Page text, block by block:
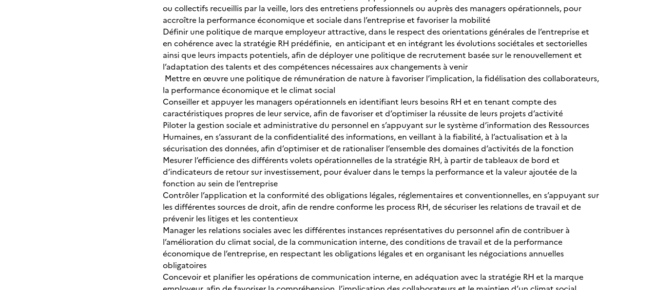
ou collectifs recueillis par la veille, lors des entretiens professionnels ou auprès des managers opérationnels, pour
accroître la performance économique et sociale dans l’entreprise et favoriser la mobilité
Définir une politique de marque employeur attractive, dans le respect des orientations générales de l’entreprise et
en cohérence avec la stratégie RH prédéfinie, en anticipant et en intégrant les évolutions sociétales et sectorielles
ainsi que leurs impacts potentiels, afin de déployer une politique de recrutement basée sur le renouvellement et
l’adaptation des talents et des compétences nécessaires aux changements à venir
Mettre en œuvre une politique de rémunération de nature à favoriser l’implication, la fidélisation des collaborateurs,
la performance économique et le climat social
Conseiller et appuyer les managers opérationnels en identifiant leurs besoins RH et en tenant compte des
caractéristiques propres de leur service, afin de favoriser et d’optimiser la réussite de leurs projets d’activité
Piloter la gestion sociale et administrative du personnel en s’appuyant sur le système d’information des Ressources
Humaines, en s’assurant de la confidentialité des informations, en veillant à la fiabilité, à l’actualisation et à la
sécurisation des données, afin d’optimiser et de rationaliser l’ensemble des domaines d’activités de la fonction
Mesurer l’efficience des différents volets opérationnelles de la stratégie RH, à partir de tableaux de bord et
d’indicateurs de retour sur investissement, pour évaluer dans le temps la performance et la valeur ajoutée de la
fonction au sein de l’entreprise
Contrôler l’application et la conformité des obligations légales, réglementaires et conventionnelles, en s’appuyant sur
les différentes sources de droit, afin de rendre conforme les process RH, de sécuriser les relations de travail et de
prévenir les litiges et les contentieux
Manager les relations sociales avec les différentes instances représentatives du personnel afin de contribuer à
l’amélioration du climat social, de la communication interne, des conditions de travail et de la performance
économique de l’entreprise, en respectant les obligations légales et en organisant les négociations annuelles
obligatoires
Concevoir et planifier les opérations de communication interne, en adéquation avec la stratégie RH et la marque